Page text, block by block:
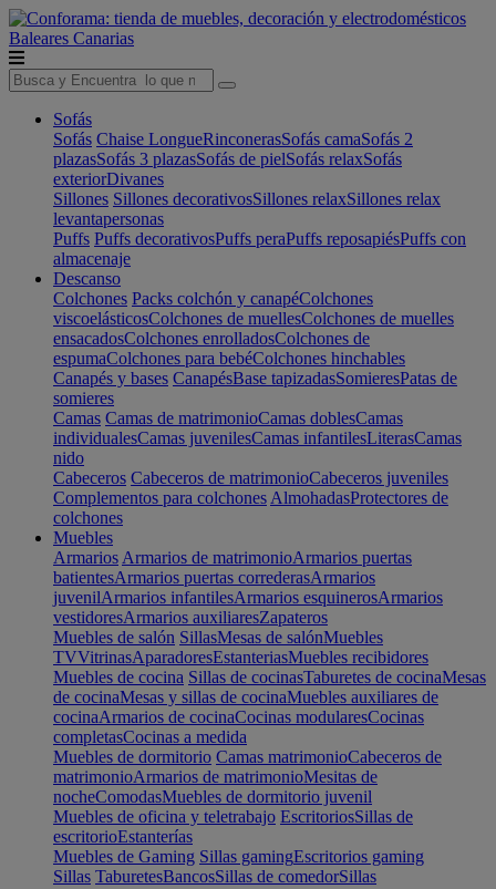
Baleares Canarias
Sofás
Sofás Chaise LongueRinconerasSofás camaSofás 2
plazasSofás 3 plazasSofás de pielSofás relaxSofás
exteriorDivanes
Sillones Sillones decorativosSillones relaxSillones relax
levantapersonas
Puffs Puffs decorativosPuffs peraPuffs reposapiésPuffs con
almacenaje
Descanso
Colchones Packs colchón y canapéColchones
viscoelásticosColchones de muellesColchones de muelles
ensacadosColchones enrolladosColchones de
espumaColchones para bebéColchones hinchables
Canapés y bases CanapésBase tapizadasSomieresPatas de
somieres
Camas Camas de matrimonioCamas doblesCamas
individualesCamas juvenilesCamas infantilesLiterasCamas
nido
Cabeceros Cabeceros de matrimonioCabeceros juveniles
Complementos para colchones AlmohadasProtectores de
colchones
Muebles
Armarios Armarios de matrimonioArmarios puertas
batientesArmarios puertas correderasArmarios
juvenilArmarios infantilesArmarios esquinerosArmarios
vestidoresArmarios auxiliaresZapateros
Muebles de salón SillasMesas de salónMuebles
TVVitrinasAparadoresEstanteriasMuebles recibidores
Muebles de cocina Sillas de cocinasTaburetes de cocinaMesas
de cocinaMesas y sillas de cocinaMuebles auxiliares de
cocinaArmarios de cocinaCocinas modularesCocinas
completasCocinas a medida
Muebles de dormitorio Camas matrimonioCabeceros de
matrimonioArmarios de matrimonioMesitas de
nocheComodasMuebles de dormitorio juvenil
Muebles de oficina y teletrabajo EscritoriosSillas de
escritorioEstanterías
Muebles de Gaming Sillas gamingEscritorios gaming
Sillas TaburetesBancosSillas de comedorSillas